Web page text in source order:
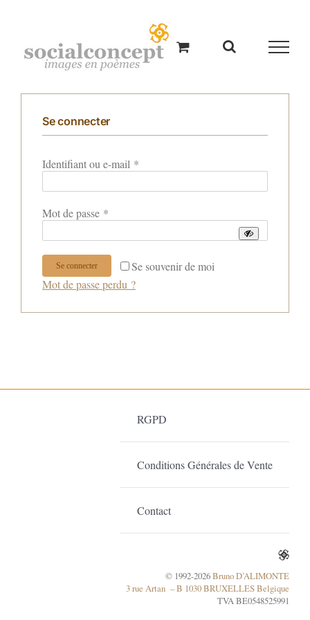
Se connecter
Identifiant ou e-mail *
Mot de passe *
Se souvenir de moi
Se connecter
Mot de passe perdu ?
RGPD
Conditions Générales de Vente
Contact
© 1992-2026Bruno D’ALIMONTE
3 rue Artan – B 1030 BRUXELLES Belgique
TVA BE0548525991